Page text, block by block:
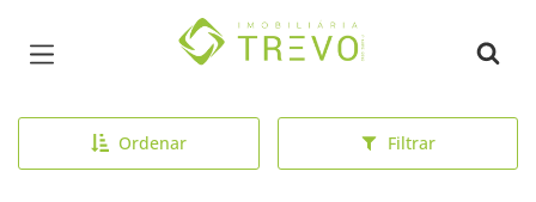
Página inicial
Ordenar Filtrar